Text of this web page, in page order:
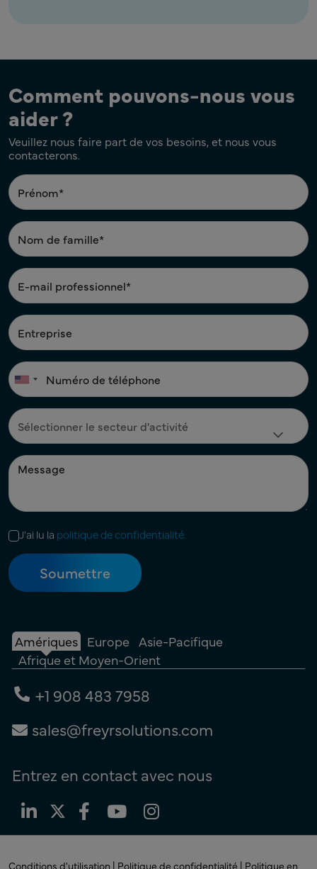
Comment pouvons-nous vous
aider ?
Veuillez nous faire part de vos besoins, et nous vous
contacterons.
J'ai lu la politique de confidentialité.
Amériques Europe Asie-Pacifique
Afrique et Moyen-Orient
+1 908 483 7958
sales@freyrsolutions.com
Entrez en contact avec nous
Conditions d'utilisation | Politique de confidentialité | Politique en